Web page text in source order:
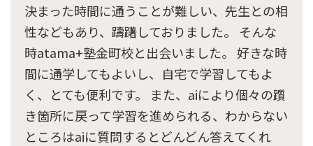
決まった時間に通うことが難しい、先生との相
性などもあり、躊躇しておりました。 そんな
時atama+塾金町校と出会いました。 好きな時
間に通学してもよいし、自宅で学習してもよ
く、とても便利です。 また、aiにより個々の躓
き箇所に戻って学習を進められる、わからない
ところはaiに質問するとどんどん答えてくれ